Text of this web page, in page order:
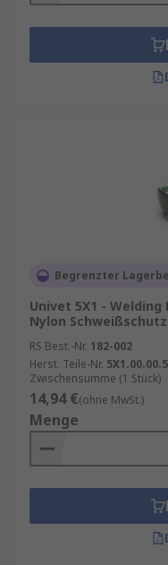
Begrenzter
Univet 5X1 -
Nylon
RS Best.-Nr. 182-002
Herst. Teile-Nr.
Zwischensumme (1 Stück)
14,94 €(ohne MwSt.)
Menge